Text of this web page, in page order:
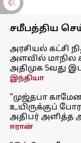
சமீபத்திய
அரசியல் கட்சி
அளவில் மாநில
அதிமுக 5வது
இந்தியா
"முஜ்தபா
உயிருக்குப்
அதிபர் அளித்த
ஈரான்